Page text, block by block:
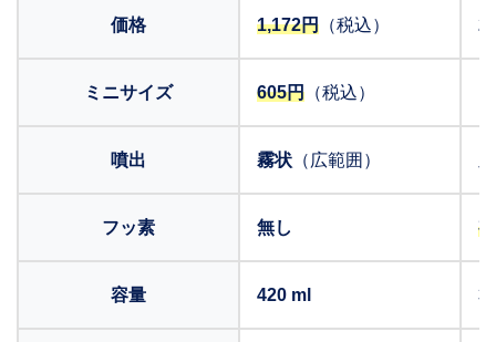
価格 1,172円 （税込）
ミニサイズ 605円 （税込）
噴出 霧状 （広範囲）
フッ素 無し
容量 420 ml